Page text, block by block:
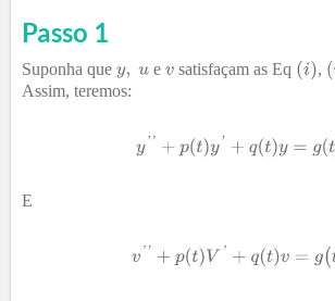
Passo 1
Suponha que e satisfaçam as Eq ,
Assim, teremos:
E